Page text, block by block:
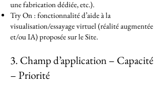
une fabrication dédiée, etc.).
Try On : fonctionnalité d’aide à la
visualisation/essayage virtuel (réalité augmentée
et/ou IA) proposée sur le Site.
3. Champ d’application – Capacité
– Priorité